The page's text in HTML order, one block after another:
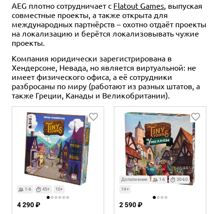
AEG плотно сотрудничает с Flatout Games, выпуская
совместные проекты, а также открыта для
международных партнёрств – охотно отдаёт проекты
на локализацию и берётся локализовывать чужие
проекты.
Компания юридически зарегистрирована в
Хендерсоне, Невада, но является виртуальной: не
имеет физического офиса, а её сотрудники
разбросаны по миру (работают из разных штатов, а
также Греции, Канады и Великобритании).
1-6 45+ 10+
4 290 ₽
Дополнение 1-6
30-60
14+
2 590 ₽